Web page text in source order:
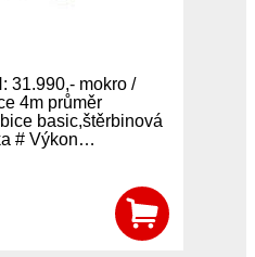
31.990,- mokro /
4m průměr
basic,štěrbinová
# Výkon…